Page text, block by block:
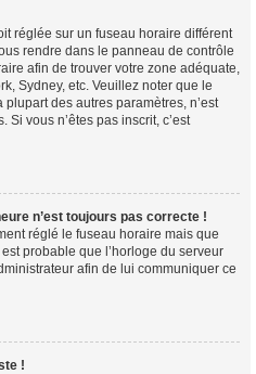
réglée sur un fuseau horaire différent
rendre dans le panneau de contrôle
afin de trouver votre zone adéquate,
Sydney, etc. Veuillez noter que le
des autres paramètres, n’est
Si vous n’êtes pas inscrit, c’est
n’est toujours pas correcte !
réglé le fuseau horaire mais que
probable que l’horloge du serveur
afin de lui communiquer ce
!